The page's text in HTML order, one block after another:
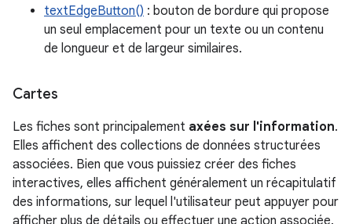
textEdgeButton() : bouton de bordure qui propose
un seul emplacement pour un texte ou un contenu
de longueur et de largeur similaires.
Cartes
Les fiches sont principalement axées sur l'information.
Elles affichent des collections de données structurées
associées. Bien que vous puissiez créer des fiches
interactives, elles affichent généralement un récapitulatif
des informations, sur lequel l'utilisateur peut appuyer pour
afficher plus de détails ou effectuer une action associée.